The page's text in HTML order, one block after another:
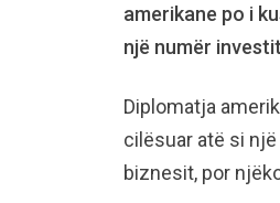
amerikane po i
një numër
Diplomatja
cilësuar atë si
biznesit, por